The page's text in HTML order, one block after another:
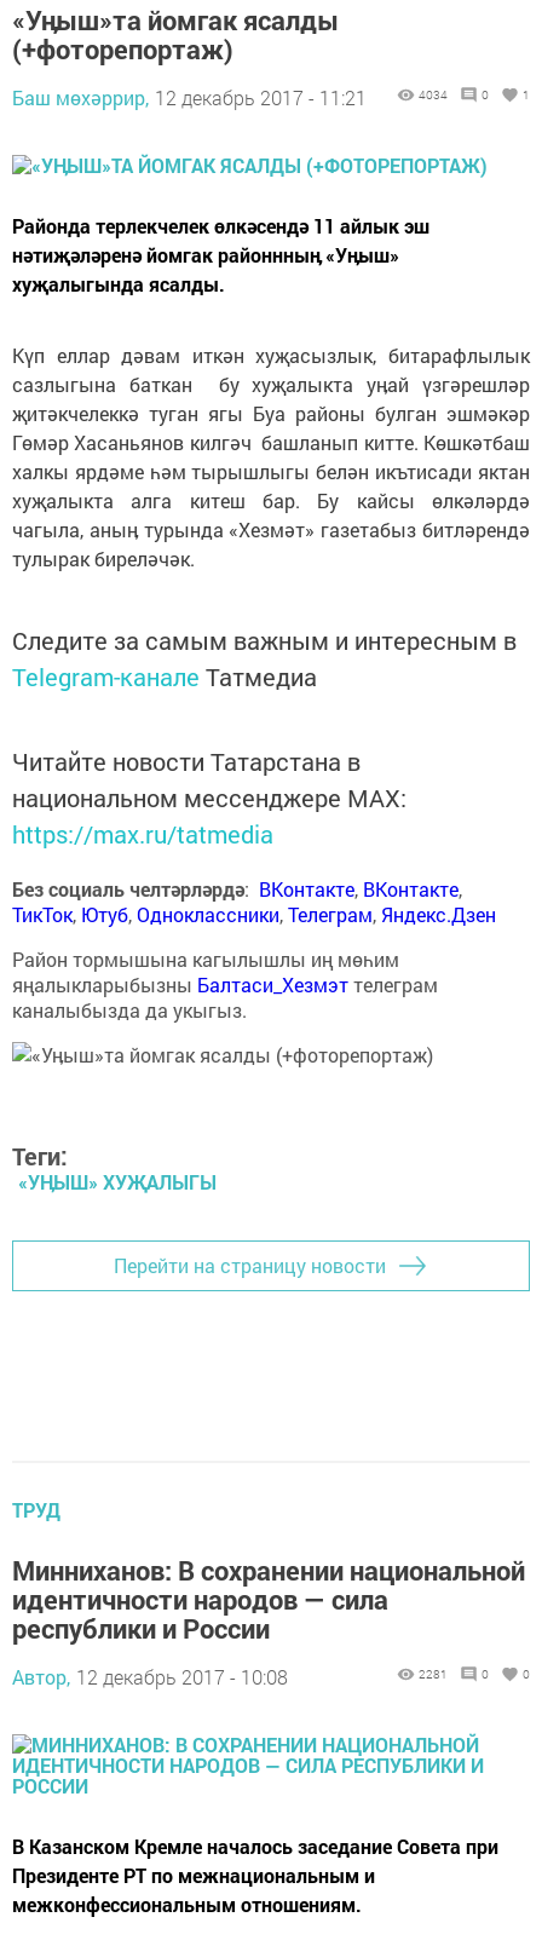
«Уӊыш»та йомгак ясалды
(+фоторепортаж)
Баш мөхәррир, 12 декабрь 2017 - 11:21 4034 0 1
Районда терлекчелек өлкәсендә 11 айлык эш
нәтиҗәләренә йомгак районнныӊ «Уӊыш»
хуҗалыгында ясалды.
Күп еллар дәвам иткән хуҗасызлык, битарафлылык
сазлыгына баткан бу хуҗалыкта уӊай үзгәрешләр
җитәкчелеккә туган ягы Буа районы булган эшмәкәр
Гөмәр Хасаньянов килгәч башланып китте. Көшкәтбаш
халкы ярдәме һәм тырышлыгы белән икътисади яктан
хуҗалыкта алга китеш бар. Бу кайсы өлкәләрдә
чагыла, аныӊ турында «Хезмәт» газетабыз битләрендә
тулырак биреләчәк.
Следите за самым важным и интересным в
Telegram-канале Татмедиа
Читайте новости Татарстана в
национальном мессенджере MАХ:
https://max.ru/tatmedia
Без социаль челтәрләрдә: ВКонтакте, ВКонтакте,
ТикТок, Ютуб,Одноклассники,Телеграм, Яндекс.Дзен
Район тормышына кагылышлы иң мөһим
яңалыкларыбызны Балтаси_Хезмэттелеграм
каналыбызда да укыгыз.
Теги:
«УӉЫШ» ХУҖАЛЫГЫ
Перейти на страницу новости
ТРУД
Минниханов: В сохранении национальной
идентичности народов — сила
республики и России
Автор, 12 декабрь 2017 - 10:08 2281 0 0
В Казанском Кремле началось заседание Совета при
Президенте РТ по межнациональным и
межконфессиональным отношениям.